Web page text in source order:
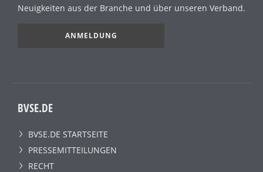
Neuigkeiten aus der Branche und über unseren Verband.
ANMELDUNG
BVSE.DE
BVSE.DE STARTSEITE
PRESSEMITTEILUNGEN
RECHT